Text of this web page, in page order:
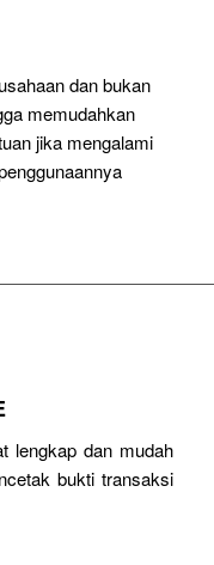
dan bukan
memudahkan
jika mengalami
lengkap dan mudah
bukti transaksi